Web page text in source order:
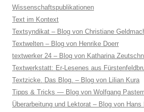
Wissenschaftspublikationen
Text im Kontext
Textsyndikat – Blog von Christiane
Textwelten – Blog von Henrike Doerr
textwerker 24 – Blog von Katharina
Textwerkstatt: Er-Lesenes aus
Textzicke. Das Blog. – Blog von Lilian Kura
Tipps & Tricks — Blog von Wolfgang
Überarbeitung und Lektorat – Blog von Hans